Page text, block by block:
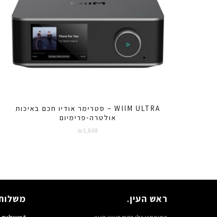
WIIM ULTRA – סטרימר אודיו חכם באיכות
אולטרה-פרימיום
₪ 1,849
ראש העין.